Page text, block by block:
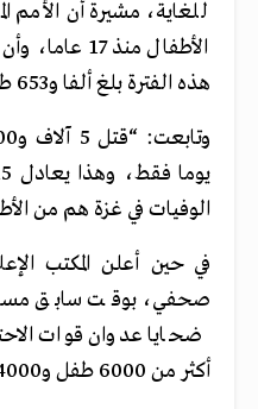
للغاية، مشيرة أن الأمم
الأطفال منذ
هذه الفترة بلغ ألفا و653 طفلا.
الوفيات في غزة هم من
في حين أعلن المكتب
صحفي، بوقت سابق
أكثر من 6000 طفل و4000 امرأة.